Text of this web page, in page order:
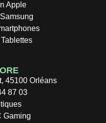
Apple
45100 Orléans
87 03
Gaming